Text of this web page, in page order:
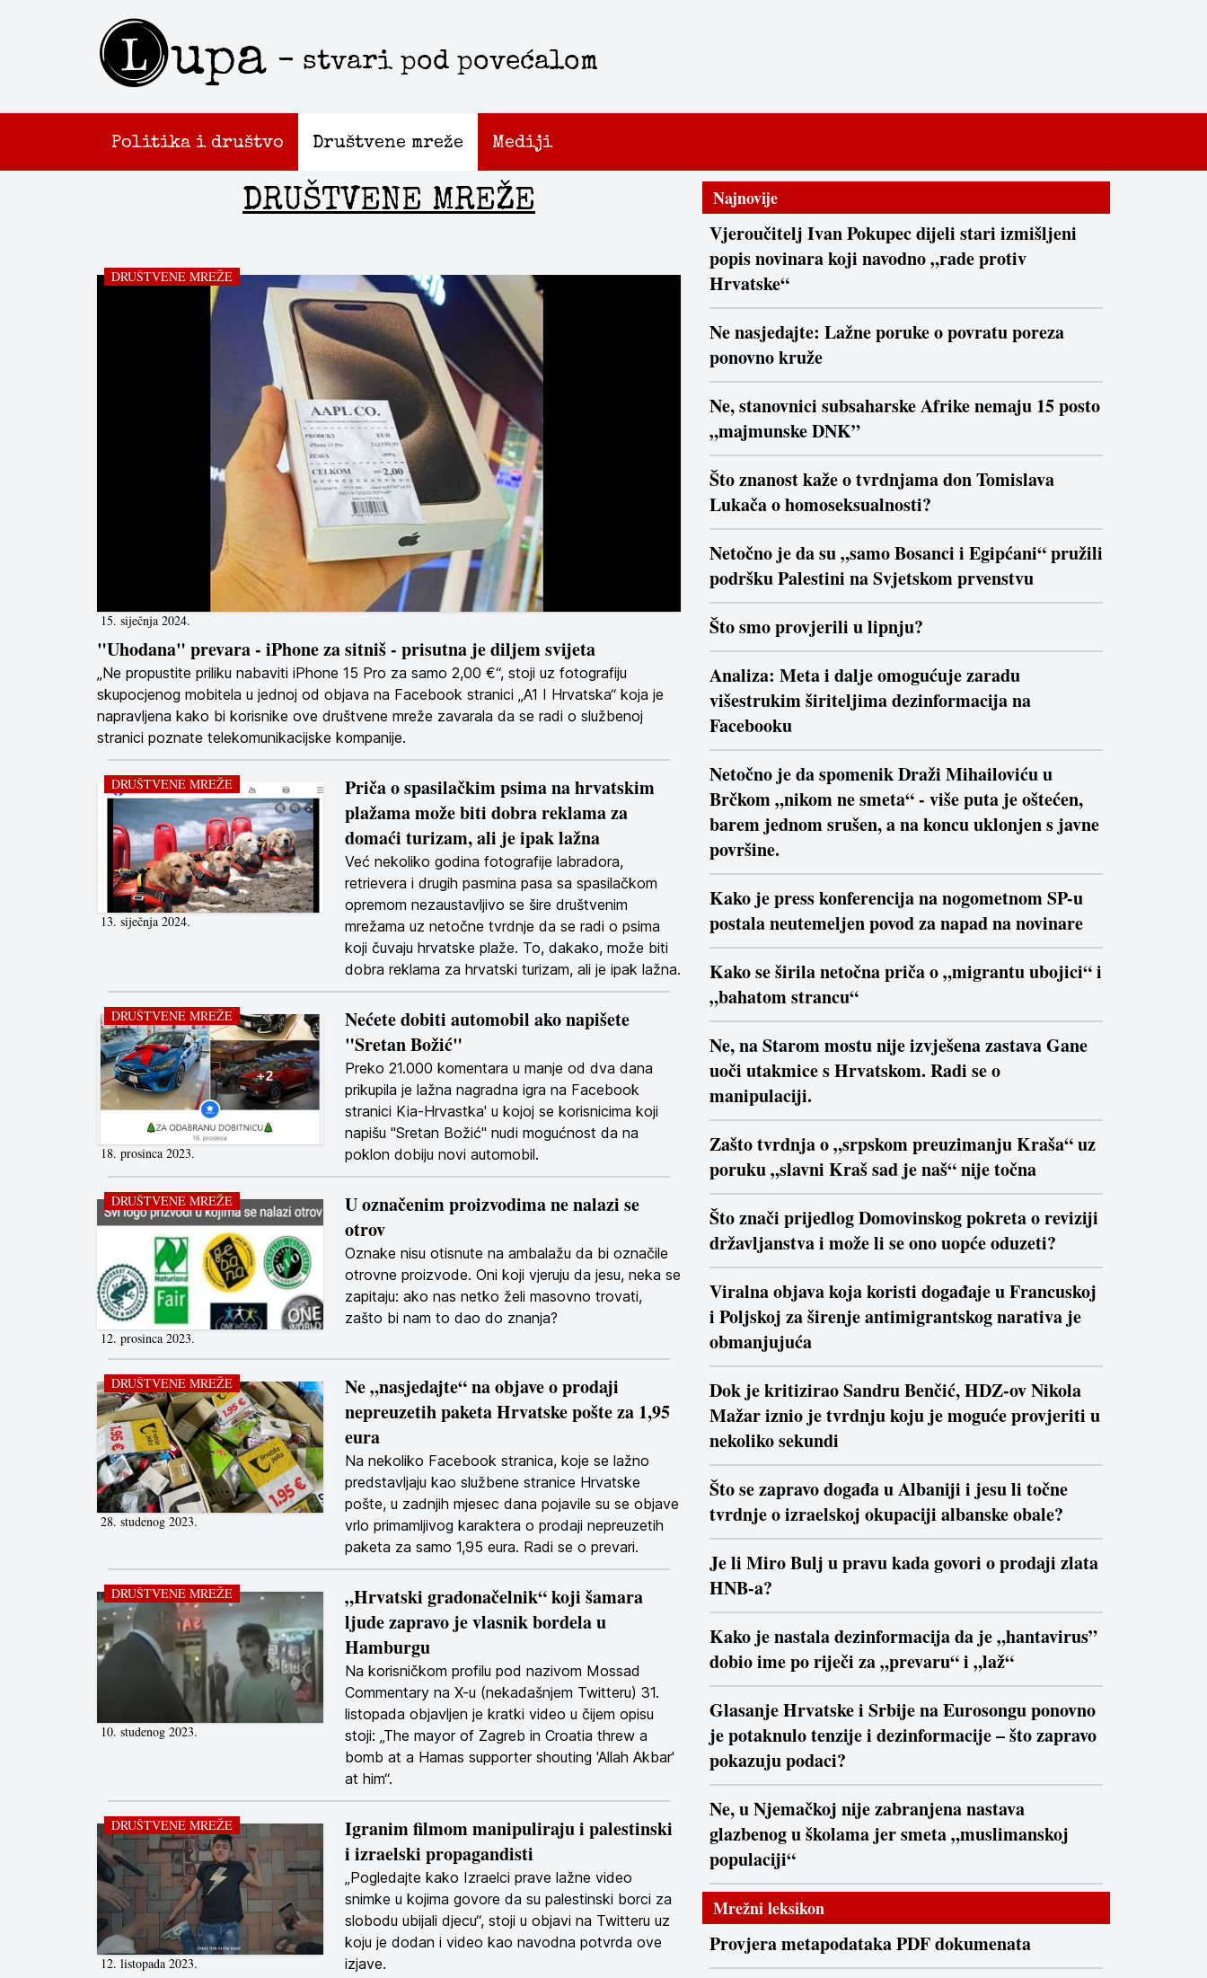
Lupa - stvari pod povećalom
Politika i društvo Društvene mreže Mediji
DRUŠTVENE MREŽE
15. siječnja 2024.
DRUŠTVENE MREŽE
"Uhodana" prevara - iPhone za sitniš - prisutna je diljem svijeta
„Ne propustite priliku nabaviti iPhone 15 Pro za samo 2,00 €“, stoji uz fotografiju
skupocjenog mobitela u jednoj od objava na Facebook stranici „A1 I Hrvatska“ koja je
napravljena kako bi korisnike ove društvene mreže zavarala da se radi o službenoj
stranici poznate telekomunikacijske kompanije.
13. siječnja 2024.
DRUŠTVENE MREŽE
Priča o spasilačkim psima na hrvatskim
plažama može biti dobra reklama za
domaći turizam, ali je ipak lažna
Već nekoliko godina fotografije labradora,
retrievera i drugih pasmina pasa sa spasilačkom
opremom nezaustavljivo se šire društvenim
mrežama uz netočne tvrdnje da se radi o psima
koji čuvaju hrvatske plaže. To, dakako, može biti
dobra reklama za hrvatski turizam, ali je ipak lažna.
18. prosinca 2023.
DRUŠTVENE MREŽE
Nećete dobiti automobil ako napišete
"Sretan Božić"
Preko 21.000 komentara u manje od dva dana
prikupila je lažna nagradna igra na Facebook
stranici Kia-Hrvastka' u kojoj se korisnicima koji
napišu "Sretan Božić" nudi mogućnost da na
poklon dobiju novi automobil.
12. prosinca 2023.
DRUŠTVENE MREŽE
U označenim proizvodima ne nalazi se
otrov
Oznake nisu otisnute na ambalažu da bi označile
otrovne proizvode. Oni koji vjeruju da jesu, neka se
zapitaju: ako nas netko želi masovno trovati,
zašto bi nam to dao do znanja?
28. studenog 2023.
DRUŠTVENE MREŽE
Ne „nasjedajte“ na objave o prodaji
nepreuzetih paketa Hrvatske pošte za 1,95
eura
Na nekoliko Facebook stranica, koje se lažno
predstavljaju kao službene stranice Hrvatske
pošte, u zadnjih mjesec dana pojavile su se objave
vrlo primamljivog karaktera o prodaji nepreuzetih
paketa za samo 1,95 eura. Radi se o prevari.
10. studenog 2023.
DRUŠTVENE MREŽE
„Hrvatski gradonačelnik“ koji šamara
ljude zapravo je vlasnik bordela u
Hamburgu
Na korisničkom profilu pod nazivom Mossad
Commentary na X-u (nekadašnjem Twitteru) 31.
listopada objavljen je kratki video u čijem opisu
stoji: „The mayor of Zagreb in Croatia threw a
bomb at a Hamas supporter shouting 'Allah Akbar'
at him“.
12. listopada 2023.
DRUŠTVENE MREŽE
Igranim filmom manipuliraju i palestinski
i izraelski propagandisti
„Pogledajte kako Izraelci prave lažne video
snimke u kojima govore da su palestinski borci za
slobodu ubijali djecu“, stoji u objavi na Twitteru uz
koju je dodan i video kao navodna potvrda ove
izjave.
Najnovije
Vjeroučitelj Ivan Pokupec dijeli stari izmišljeni
popis novinara koji navodno „rade protiv
Hrvatske“
Ne nasjedajte: Lažne poruke o povratu poreza
ponovno kruže
Ne, stanovnici subsaharske Afrike nemaju 15 posto
„majmunske DNK”
Što znanost kaže o tvrdnjama don Tomislava
Lukača o homoseksualnosti?
Netočno je da su „samo Bosanci i Egipćani“ pružili
podršku Palestini na Svjetskom prvenstvu
Što smo provjerili u lipnju?
Analiza: Meta i dalje omogućuje zaradu
višestrukim širiteljima dezinformacija na
Facebooku
Netočno je da spomenik Draži Mihailoviću u
Brčkom „nikom ne smeta“ - više puta je oštećen,
barem jednom srušen, a na koncu uklonjen s javne
površine.
Kako je press konferencija na nogometnom SP-u
postala neutemeljen povod za napad na novinare
Kako se širila netočna priča o „migrantu ubojici“ i
„bahatom strancu“
Ne, na Starom mostu nije izvješena zastava Gane
uoči utakmice s Hrvatskom. Radi se o
manipulaciji.
Zašto tvrdnja o „srpskom preuzimanju Kraša“ uz
poruku „slavni Kraš sad je naš“ nije točna
Što znači prijedlog Domovinskog pokreta o reviziji
državljanstva i može li se ono uopće oduzeti?
Viralna objava koja koristi događaje u Francuskoj
i Poljskoj za širenje antimigrantskog narativa je
obmanjujuća
Dok je kritizirao Sandru Benčić, HDZ-ov Nikola
Mažar iznio je tvrdnju koju je moguće provjeriti u
nekoliko sekundi
Što se zapravo događa u Albaniji i jesu li točne
tvrdnje o izraelskoj okupaciji albanske obale?
Je li Miro Bulj u pravu kada govori o prodaji zlata
HNB-a?
Kako je nastala dezinformacija da je „hantavirus”
dobio ime po riječi za „prevaru“ i „laž“
Glasanje Hrvatske i Srbije na Eurosongu ponovno
je potaknulo tenzije i dezinformacije – što zapravo
pokazuju podaci?
Ne, u Njemačkoj nije zabranjena nastava
glazbenog u školama jer smeta „muslimanskoj
populaciji“
Mrežni leksikon
Provjera metapodataka PDF dokumenata